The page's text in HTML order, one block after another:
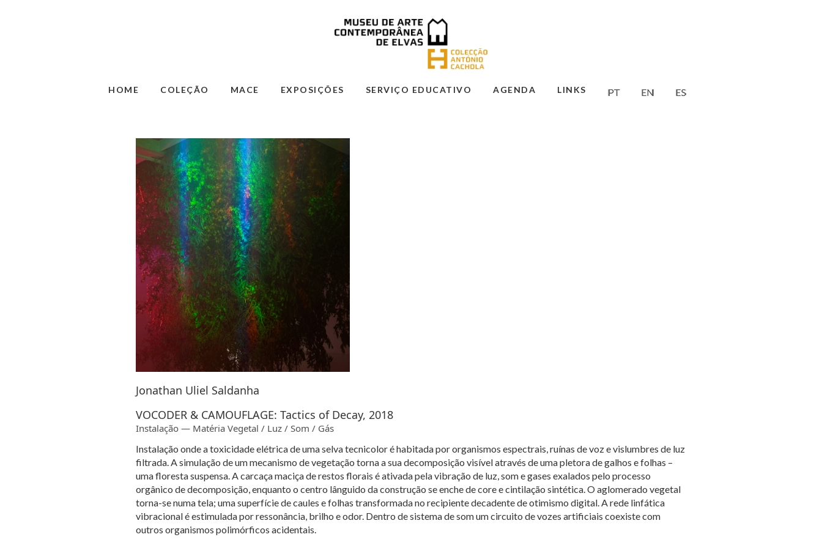
HOME COLEÇÃO MACE EXPOSIÇÕES SERVIÇO EDUCATIVO AGENDA LINKS
Jonathan Uliel Saldanha
VOCODER & CAMOUFLAGE: Tactics of Decay, 2018
Instalação — Matéria Vegetal / Luz / Som / Gás
Instalação onde a toxicidade elétrica de uma selva tecnicolor é habitada por organismos espectrais, ruínas de voz e vislumbres de luz
filtrada. A simulação de um mecanismo de vegetação torna a sua decomposição visível através de uma pletora de galhos e folhas –
uma floresta suspensa. A carcaça maciça de restos florais é ativada pela vibração de luz, som e gases exalados pelo processo
orgânico de decomposição, enquanto o centro lânguido da construção se enche de core e cintilação sintética. O aglomerado vegetal
torna-se numa tela; uma superfície de caules e folhas transformada no recipiente decadente de otimismo digital. A rede linfática
vibracional é estimulada por ressonância, brilho e odor. Dentro de sistema de som um circuito de vozes artificiais coexiste com
outros organismos polimórficos acidentais.